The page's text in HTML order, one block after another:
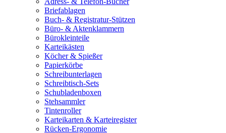
Briefablagen
Buch- & Registratur-Stützen
Büro- & Aktenklammern
Bürokleinteile
Karteikästen
Köcher & Spießer
Papierkörbe
Schreibunterlagen
Schreibtisch-Sets
Schubladenboxen
Stehsammler
Tintenroller
Karteikarten & Karteiregister
Rücken-Ergonomie